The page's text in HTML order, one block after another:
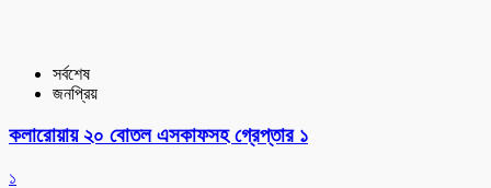
সর্বশেষ
জনপ্রিয়
কলারোয়ায় ২০ বোতল এসকাফসহ গ্রেপ্তার ১
১